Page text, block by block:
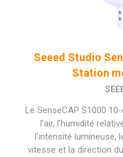
Seeed Studio
Station
Le SenseCAP S1000
l’air, l’humidité
l’intensité lumineuse,
vitesse et la direction